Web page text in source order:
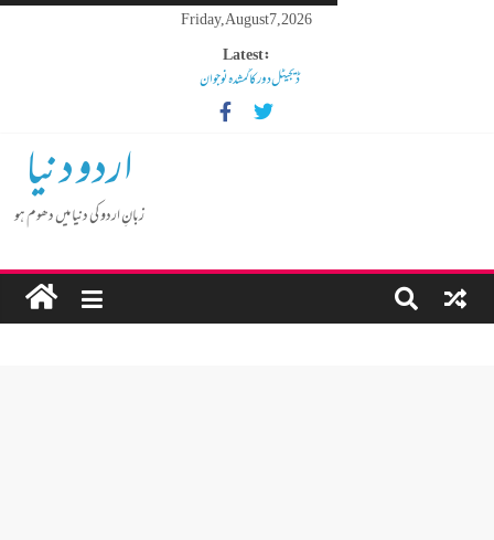
Friday, August 7, 2026
Latest:
ڈیجیٹل دور کا گمشدہ نوجوان
مہنگائی کا بوجھ پس رہا ہے مڈل کلاس انسان
کم عمر لڑکوں میں بڑھتی ہوئی نشے کی لت
گوشالہ کی زمین بتا کر سوسالہ پرانے قبرستان پر انتظامیہ نے چلا دیااردو دنیا
زبانِ اردو کی دنیا میں دھوم ہو